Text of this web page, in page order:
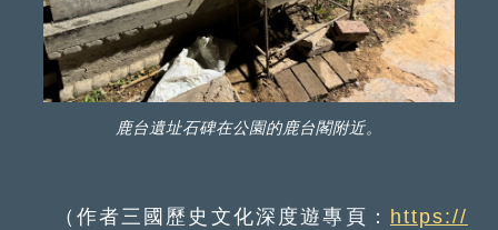
鹿台遺址石碑在公園的鹿台閣附近。
（作者三國歷史文化深度遊專頁： https://